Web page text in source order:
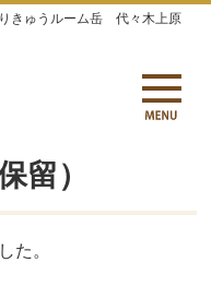
きゅうルーム岳 代々木上原
留）
た。